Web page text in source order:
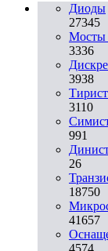
Диоды
27345
Мосты
3336
3938
3110
991
26
18750
41657
4574